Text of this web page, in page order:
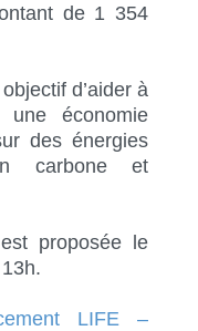
de 1 354
d’aider à
économie
des énergies
carbone et
proposée le
LIFE –